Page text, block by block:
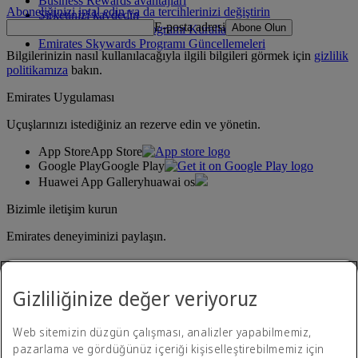
Şirketinizi kaydedin
Emirates Skywards Programı Kuralları
Emirates Skywards Programı Güncellemeleri
Aboneliğinizi iptal edin ya da tercihlerinizi değiştirin
E-posta adresi Abone Olun
Bilgilerinizin nasıl kullanılacağıyla ilgili bilgileri görmek için gizlilik
politikamıza bakın.
Emirates Uygulaması
Uçuşlarınızı istediğiniz an rezerve edin ve yönetin.
App StoreApp Store
Google PlayGoogle Play
Huawei App Galleryhuawai os
Bizimle iletişim kurun
Emirates deneyiminizi paylaşın.
Gizliliğinize değer veriyoruz
Web sitemizin düzgün çalışması, analizler yapabilmemiz,
pazarlama ve gördüğünüz içeriği kişiselleştirebilmemiz için